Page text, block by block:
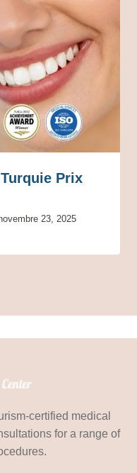
Prix
23, 2025
certified medical
for a range of